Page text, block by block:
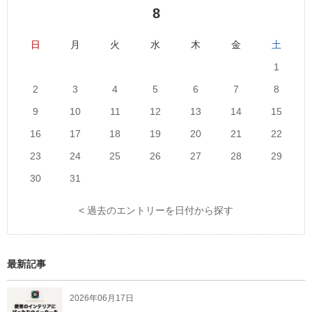
8
日 月 火 水 木 金
土
1
2
3 4 5 6 7
8
9
10 11 12 13 14
15
16
17 18 19 20 21
22
23
24 25 26 27 28
29
30
31
< 過去のエントリーを日付から探す
最新記事
2026年06月17日